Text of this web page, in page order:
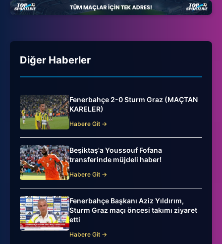
Diğer Haberler
Fenerbahçe 2-0 Sturm Graz (MAÇTAN
KARELER)
Habere Git →
Beşiktaş'a Youssouf Fofana
transferinde müjdeli haber!
Habere Git →
Fenerbahçe Başkanı Aziz Yıldırım,
Sturm Graz maçı öncesi takımı ziyaret
etti
Habere Git →